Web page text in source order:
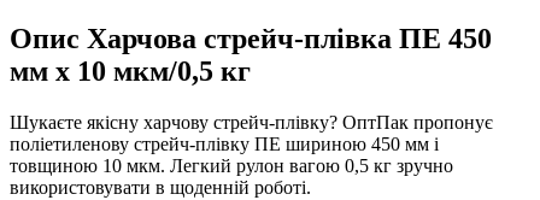
Опис Харчова стрейч-плівка ПЕ 450
мм х 10 мкм/0,5 кг
Шукаєте якісну харчову стрейч-плівку? ОптПак пропонує
поліетиленову стрейч-плівку ПЕ шириною 450 мм і
товщиною 10 мкм. Легкий рулон вагою 0,5 кг зручно
використовувати в щоденній роботі.